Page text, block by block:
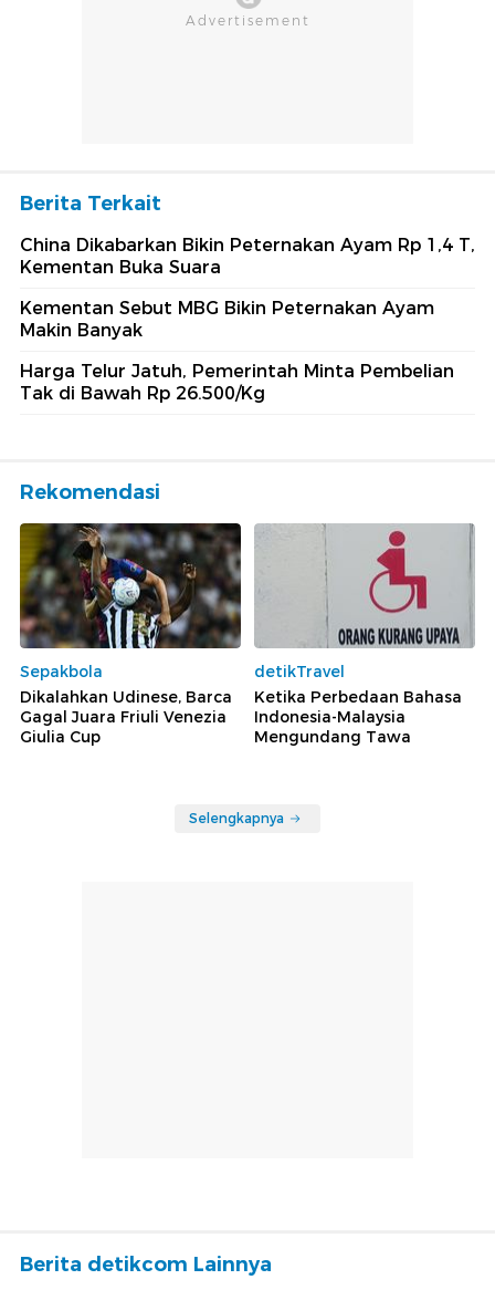
Berita Terkait
China Dikabarkan Bikin Peternakan Ayam Rp 1,4 T,
Kementan Buka Suara
Kementan Sebut MBG Bikin Peternakan Ayam
Makin Banyak
Harga Telur Jatuh, Pemerintah Minta Pembelian
Tak di Bawah Rp 26.500/Kg
Rekomendasi
Sepakbola
Dikalahkan Udinese, Barca
Gagal Juara Friuli Venezia
Giulia Cup
detikTravel
Ketika Perbedaan Bahasa
Indonesia-Malaysia
Mengundang Tawa
Selengkapnya
Berita detikcom Lainnya